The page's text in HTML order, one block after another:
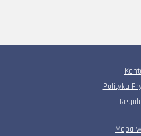
Polityka
Mapa